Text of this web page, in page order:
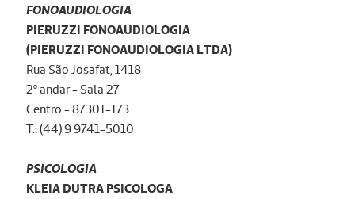
FONOAUDIOLOGIA
PIERUZZI FONOAUDIOLOGIA
(PIERUZZI FONOAUDIOLOGIA LTDA)
Rua São Josafat, 1418
2º andar - Sala 27
Centro - 87301-173
T.: (44) 9 9741-5010
PSICOLOGIA
KLEIA DUTRA PSICOLOGA